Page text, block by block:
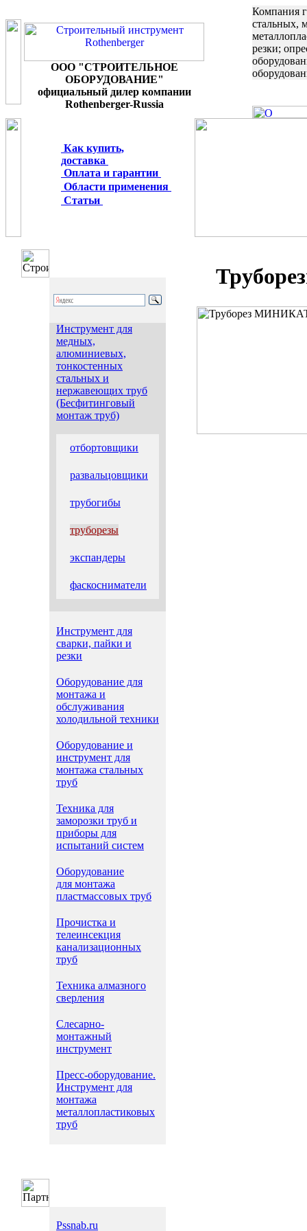
ООО "СТРОИТЕЛЬНОЕ
ОБОРУДОВАНИЕ"
официальный дилер компании
Rothenberger-Russia
Компания
стальных,
резки;
Как купить,
доставка
Оплата и гарантии
Области применения
Статьи
Инструмент для
медных,
алюминиевых,
тонкостенных
стальных и
нержавеющих труб
(Бесфитинговый
монтаж труб)
отбортовщики
развальцовщики
трубогибы
труборезы
экспандеры
фаскосниматели
Инструмент для
сварки, пайки и
резки
Оборудование для
монтажа и
обслуживания
холодильной техники
Оборудование и
инструмент для
монтажа стальных
труб
Техника для
заморозки труб и
приборы для
испытаний систем
Оборудование
для монтажа
пластмассовых труб
Прочистка и
телеинсекция
канализационных
труб
Техника алмазного
сверления
Слесарно-
монтажный
инструмент
Пресс-оборудование.
Инструмент для
монтажа
металлопластиковых
труб
Pssnab.ru